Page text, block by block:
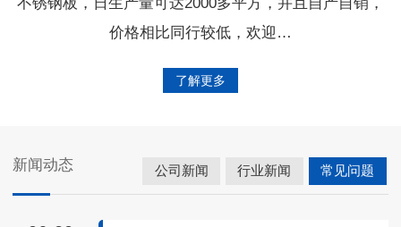
价格相比同行较低，欢迎…
了解更多
新闻动态 公司新闻 行业新闻 常见问题